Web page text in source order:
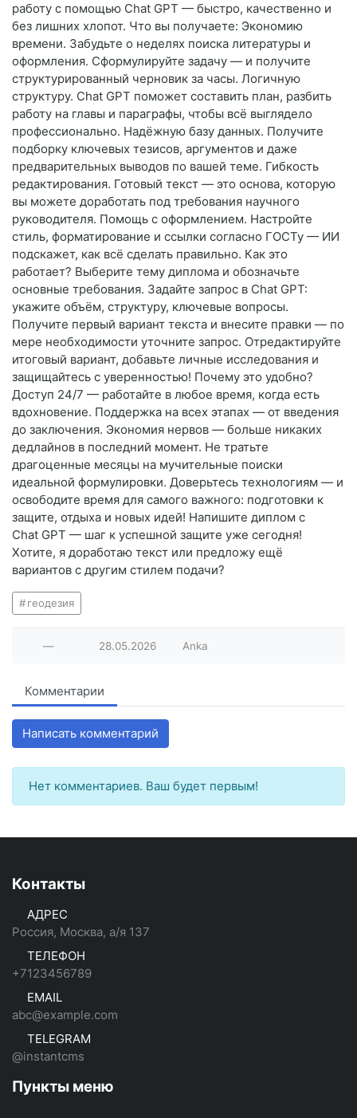
работу с помощью Chat GPT — быстро, качественно и
без лишних хлопот. Что вы получаете: Экономию
времени. Забудьте о неделях поиска литературы и
оформления. Сформулируйте задачу — и получите
структурированный черновик за часы. Логичную
структуру. Chat GPT поможет составить план, разбить
работу на главы и параграфы, чтобы всё выглядело
профессионально. Надёжную базу данных. Получите
подборку ключевых тезисов, аргументов и даже
предварительных выводов по вашей теме. Гибкость
редактирования. Готовый текст — это основа, которую
вы можете доработать под требования научного
руководителя. Помощь с оформлением. Настройте
стиль, форматирование и ссылки согласно ГОСТу — ИИ
подскажет, как всё сделать правильно. Как это
работает? Выберите тему диплома и обозначьте
основные требования. Задайте запрос в Chat GPT:
укажите объём, структуру, ключевые вопросы.
Получите первый вариант текста и внесите правки — по
мере необходимости уточните запрос. Отредактируйте
итоговый вариант, добавьте личные исследования и
защищайтесь с уверенностью! Почему это удобно?
Доступ 24/7 — работайте в любое время, когда есть
вдохновение. Поддержка на всех этапах — от введения
до заключения. Экономия нервов — больше никаких
дедлайнов в последний момент. Не тратьте
драгоценные месяцы на мучительные поиски
идеальной формулировки. Доверьтесь технологиям — и
освободите время для самого важного: подготовки к
защите, отдыха и новых идей! Напишите диплом с
Chat GPT — шаг к успешной защите уже сегодня!
Хотите, я доработаю текст или предложу ещё
вариантов с другим стилем подачи?
геодезия
— 28.05.2026 Anka
Комментарии
Написать комментарий
Нет комментариев. Ваш будет первым!
Контакты
АДРЕС
Россия, Москва, а/я 137
ТЕЛЕФОН
+7123456789
EMAIL
abc@example.com
TELEGRAM
@instantcms
Пункты меню